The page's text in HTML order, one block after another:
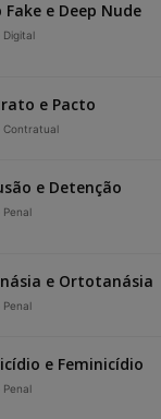
e Deep Nude
Digital
e Pacto
Contratual
e Detenção
Penal
e Ortotanásia
Penal
e Feminicídio
Penal